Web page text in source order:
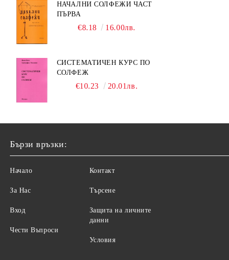
НАЧАЛНИ СОЛФЕЖИ ЧАСТ
ПЪРВА
€8.18 16.00лв.
СИСТЕМАТИЧЕН КУРС ПО
СОЛФЕЖ
€10.23 20.01лв.
Бързи връзки:
Начало
За Нас
Вход
Чести Въпроси
Контакт
Търсене
Защита на личните
данни
Условия